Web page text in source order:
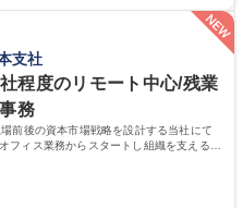
きます。 ※勤務地は東京本社（六本
り休める週休2日制です。 募集
木ヒルズ勤務/働きやすさ◎
度な調整・交渉力が養われます。■
の修理費の見積もりを精査し、無
での数字感覚が身につきます。■
検のタイミング等を管理し調整す
学歴・資格 学歴：大学院 大学 語学力： 資格：
支社
程度のリモート中心/残業
務
前後の資本市場戦略を設計する当社にて
フィス業務からスタートし組織を支える専